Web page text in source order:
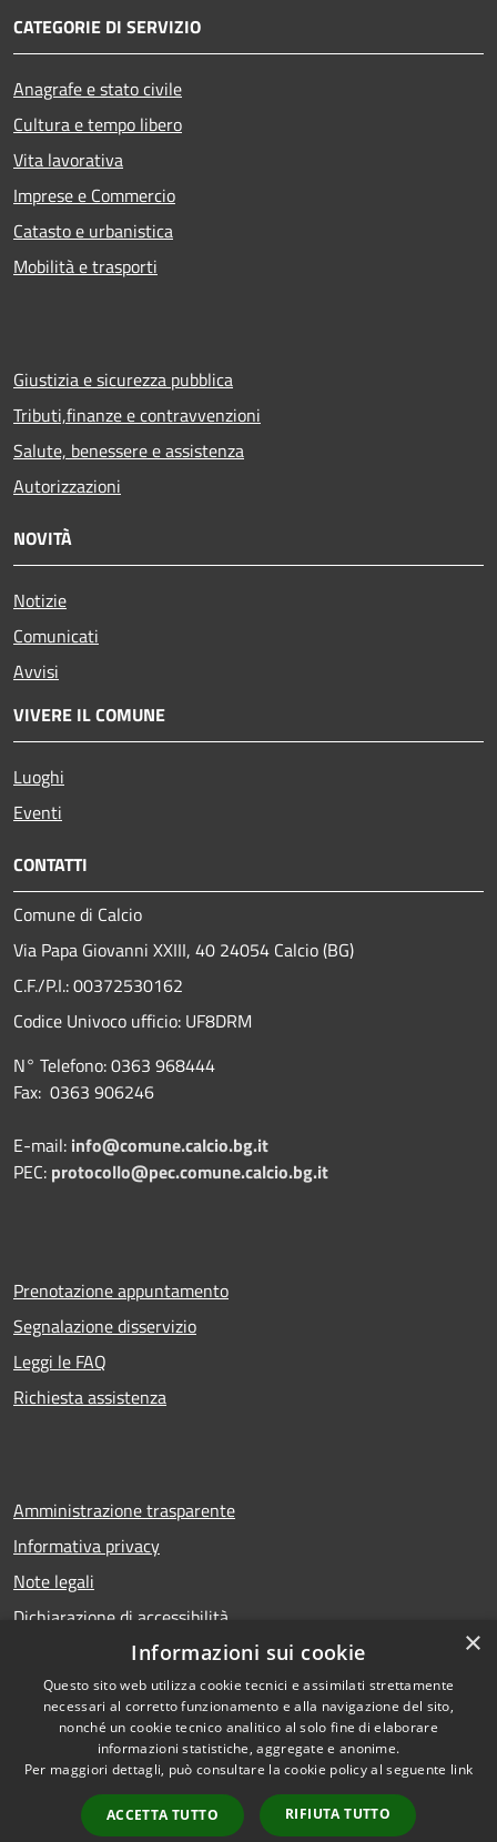
CATEGORIE DI SERVIZIO
Anagrafe e stato civile
Cultura e tempo libero
Vita lavorativa
Imprese e Commercio
Catasto e urbanistica
Mobilità e trasporti
Giustizia e sicurezza pubblica
Tributi,finanze e contravvenzioni
Salute, benessere e assistenza
Autorizzazioni
NOVITÀ
Notizie
Comunicati
Avvisi
VIVERE IL COMUNE
Luoghi
Eventi
CONTATTI
Comune di Calcio
Via Papa Giovanni XXIII, 40 24054 Calcio (BG)
C.F./P.I.: 00372530162
Codice Univoco ufficio: UF8DRM
N° Telefono: 0363 968444
Fax: 0363 906246
E-mail: info@comune.calcio.bg.it
PEC: protocollo@pec.comune.calcio.bg.it
Prenotazione appuntamento
Segnalazione disservizio
Leggi le FAQ
Richiesta assistenza
Amministrazione trasparente
Informativa privacy
Note legali
Dichiarazione di accessibilità
RSS
Accessibilità
Privacy
Mappa del sito
Copyright © 2026 • Comune di
Calcio • Powered by
Municipium•Accesso
redazione
×
Informazioni sui cookie
Questo sito web utilizza cookie tecnici e assimilati strettamente
necessari al corretto funzionamento e alla navigazione del sito,
nonché un cookie tecnico analitico al solo fine di elaborare
informazioni statistiche, aggregate e anonime.
Per maggiori dettagli, può consultare la cookie policy al seguente link
ACCETTA TUTTO RIFIUTA TUTTO